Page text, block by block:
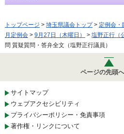
トップページ > 埼玉県議会トップ> 定例会・
月定例会 > 9月27日（木曜日） > 塩野正行（
問 質疑質問・答弁全文（塩野正行議員）
ページの先頭
サイトマップ
ウェブアクセシビリティ
プライバシーポリシー・免責事項
著作権・リンクについて